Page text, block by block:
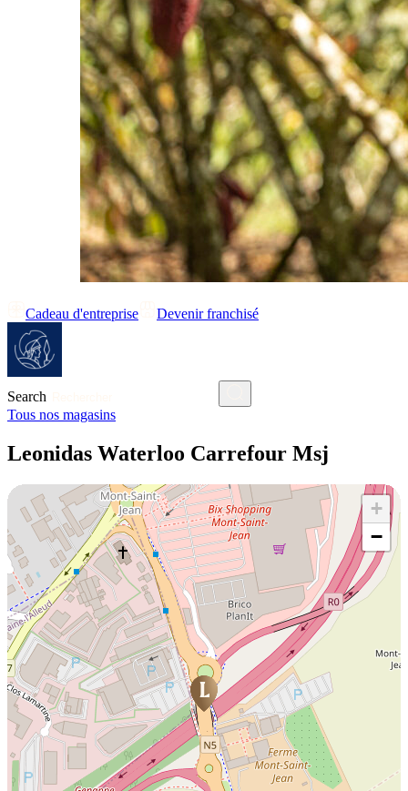
Cadeau d'entreprise Devenir franchisé
Search
Tous nos magasins
Leonidas Waterloo Carrefour Msj
+
−